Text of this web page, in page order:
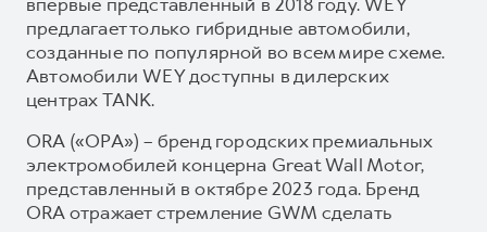
предлагает только гибридные автомобили,
созданные по популярной во всем мире схеме.
Автомобили WEY доступны в дилерских
центрах TANK.
ORA («ОРА») – бренд городских премиальных
электромобилей концерна Great Wall Motor,
представленный в октябре 2023 года. Бренд
ORA отражает стремление GWM сделать